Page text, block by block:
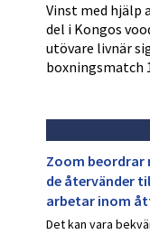
Vinst med hjälp
del i Kongos
utövare livnär
boxningsmatch
Zoom beordrar
de återvänder
arbetar inom
Det kan vara